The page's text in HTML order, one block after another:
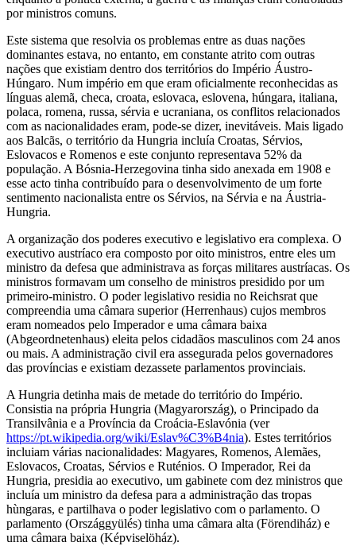
por ministros comuns.
Este sistema que resolvia os problemas entre as duas nações
dominantes estava, no entanto, em constante atrito com outras
nações que existiam dentro dos territórios do Império Áustro-
Húngaro. Num império em que eram oficialmente reconhecidas as
línguas alemã, checa, croata, eslovaca, eslovena, húngara, italiana,
polaca, romena, russa, sérvia e ucraniana, os conflitos relacionados
com as nacionalidades eram, pode-se dizer, inevitáveis. Mais ligado
aos Balcãs, o território da Hungria incluía Croatas, Sérvios,
Eslovacos e Romenos e este conjunto representava 52% da
população. A Bósnia-Herzegovina tinha sido anexada em 1908 e
esse acto tinha contribuído para o desenvolvimento de um forte
sentimento nacionalista entre os Sérvios, na Sérvia e na Áustria-
Hungria.
A organização dos poderes executivo e legislativo era complexa. O
executivo austríaco era composto por oito ministros, entre eles um
ministro da defesa que administrava as forças militares austríacas. Os
ministros formavam um conselho de ministros presidido por um
primeiro-ministro. O poder legislativo residia no Reichsrat que
compreendia uma câmara superior (Herrenhaus) cujos membros
eram nomeados pelo Imperador e uma câmara baixa
(Abgeordnetenhaus) eleita pelos cidadãos masculinos com 24 anos
ou mais. A administração civil era assegurada pelos governadores
das províncias e existiam dezassete parlamentos provinciais.
A Hungria detinha mais de metade do território do Império.
Consistia na própria Hungria (Magyarország), o Principado da
Transilvânia e a Província da Croácia-Eslavónia (ver
https://pt.wikipedia.org/wiki/Eslav%C3%B4nia). Estes territórios
incluiam várias nacionalidades: Magyares, Romenos, Alemães,
Eslovacos, Croatas, Sérvios e Ruténios. O Imperador, Rei da
Hungria, presidia ao executivo, um gabinete com dez ministros que
incluía um ministro da defesa para a administração das tropas
hùngaras, e partilhava o poder legislativo com o parlamento. O
parlamento (Országgyülés) tinha uma câmara alta (Förendiház) e
uma câmara baixa (Képviselöház).